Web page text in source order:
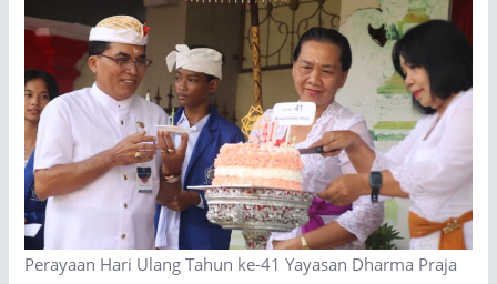
Perayaan Hari Ulang Tahun ke-41 Yayasan Dharma Praja